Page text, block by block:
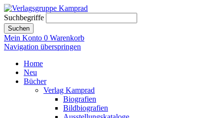
Suchbegriffe
Suchen
Mein Konto 0 Warenkorb
Navigation überspringen
Home
Neu
Bücher
Verlag Kamprad
Biografien
Bildbiografien